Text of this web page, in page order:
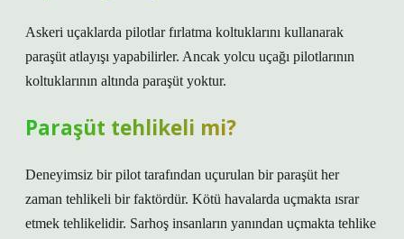
Askeri uçaklarda pilotlar fırlatma koltuklarını kullanarak
paraşüt atlayışı yapabilirler. Ancak yolcu uçağı pilotlarının
koltuklarının altında paraşüt yoktur.
Paraşüt tehlikeli mi?
Deneyimsiz bir pilot tarafından uçurulan bir paraşüt her
zaman tehlikeli bir faktördür. Kötü havalarda uçmakta ısrar
etmek tehlikelidir. Sarhoş insanların yanından uçmakta tehlike